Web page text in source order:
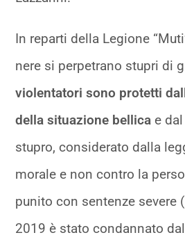
In reparti della Legione
nere si perpetrano stupri di
violentatori sono protetti
della situazione bellica e
stupro, considerato dalla
morale e non contro la
punito con sentenze severe
2019 è stato condannato